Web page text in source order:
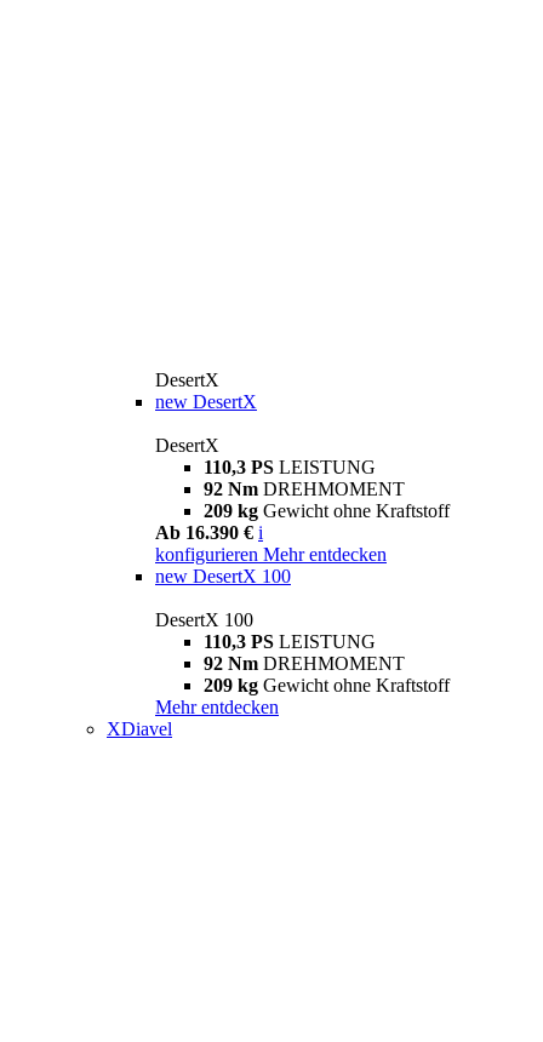
DesertX
new DesertX
DesertX
110,3 PS LEISTUNG
92 Nm DREHMOMENT
209 kg Gewicht ohne Kraftstoff
Ab 16.390 € i
konfigurieren Mehr entdecken
new DesertX 100
DesertX 100
110,3 PS LEISTUNG
92 Nm DREHMOMENT
209 kg Gewicht ohne Kraftstoff
Mehr entdecken
XDiavel